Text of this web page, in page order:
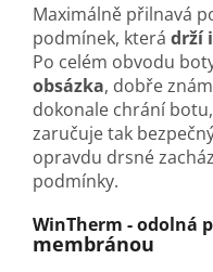
Maximálně přilnavá
podmínek, která drží
Po celém obvodu
obsázka, dobře
dokonale chrání
zaručuje tak
opravdu drsné
podmínky.
WinTherm - odolná
membránou